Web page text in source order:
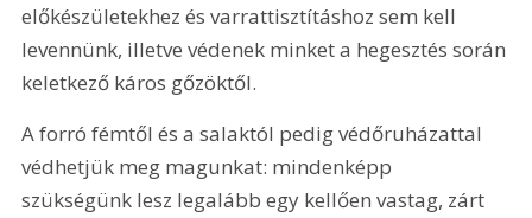
előkészületekhez és varrattisztításhoz sem kell
levennünk, illetve védenek minket a hegesztés során
keletkező káros gőzöktől.
A forró fémtől és a salaktól pedig védőruházattal
védhetjük meg magunkat: mindenképp
szükségünk lesz legalább egy kellően vastag, zárt